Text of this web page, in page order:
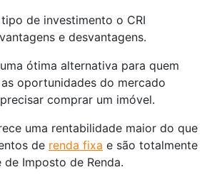
de investimento o CRI
e desvantagens.
ótima alternativa para quem
oportunidades do mercado
comprar um imóvel.
uma rentabilidade maior do que
de renda fixa e são totalmente
de Imposto de Renda.